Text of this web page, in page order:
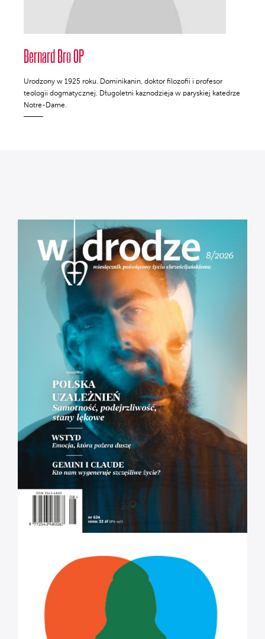
Bernard Bro OP
Urodzony w 1925 roku. Dominikanin, doktor filozofii i profesor
teologii dogmatycznej. Długoletni kaznodzieja w paryskiej katedrze
Notre-Dame.